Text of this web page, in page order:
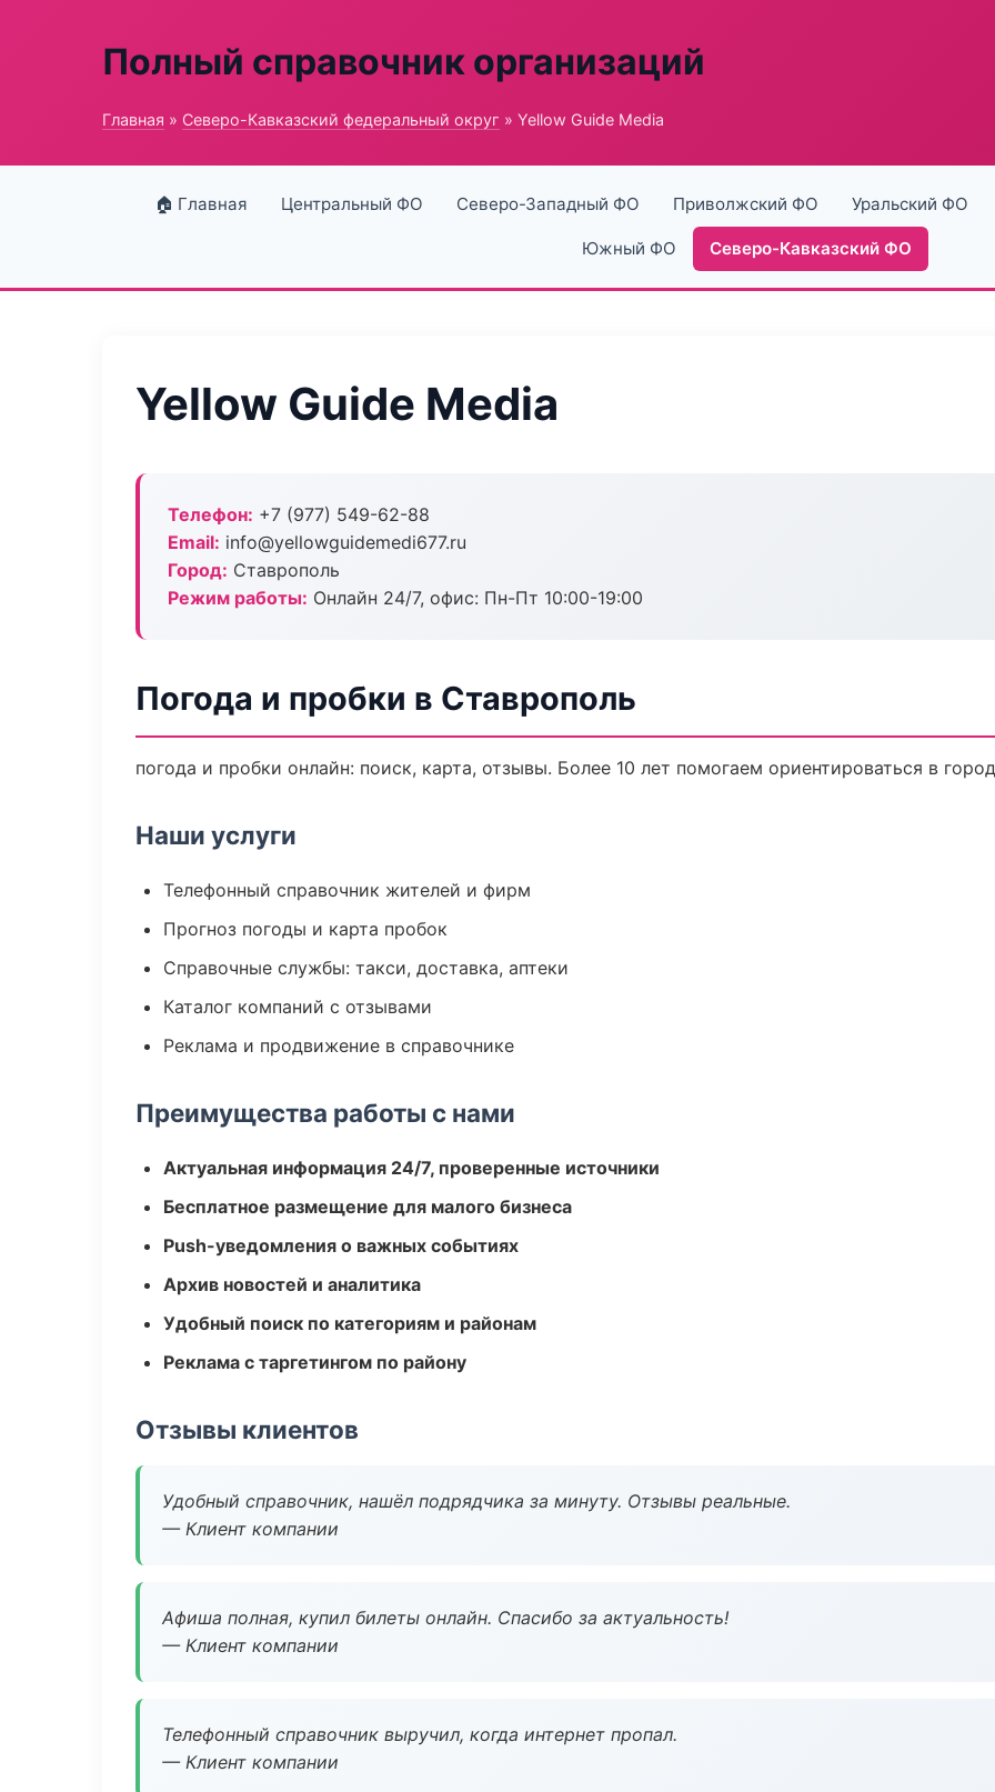
Полный справочник организаций
Главная » Северо-Кавказский федеральный округ » Yellow Guide Media
🏠 Главная Центральный ФО Северо-Западный ФО Приволжский ФО Уральский ФО
Южный ФО Северо-Кавказский ФО
Yellow Guide Media
Телефон: +7 (977) 549-62-88
Email: info@yellowguidemedi677.ru
Город: Ставрополь
Режим работы: Онлайн 24/7, офис: Пн-Пт 10:00-19:00
Погода и пробки в Ставрополь
погода и пробки онлайн: поиск, карта, отзывы. Более 10 лет помогаем ориентироваться в
Наши услуги
Телефонный справочник жителей и фирм
Прогноз погоды и карта пробок
Справочные службы: такси, доставка, аптеки
Каталог компаний с отзывами
Реклама и продвижение в справочнике
Преимущества работы с нами
Актуальная информация 24/7, проверенные источники
Бесплатное размещение для малого бизнеса
Push-уведомления о важных событиях
Архив новостей и аналитика
Удобный поиск по категориям и районам
Реклама с таргетингом по району
Отзывы клиентов
Удобный справочник, нашёл подрядчика за минуту. Отзывы реальные.
— Клиент компании
Афиша полная, купил билеты онлайн. Спасибо за актуальность!
— Клиент компании
Телефонный справочник выручил, когда интернет пропал.
— Клиент компании